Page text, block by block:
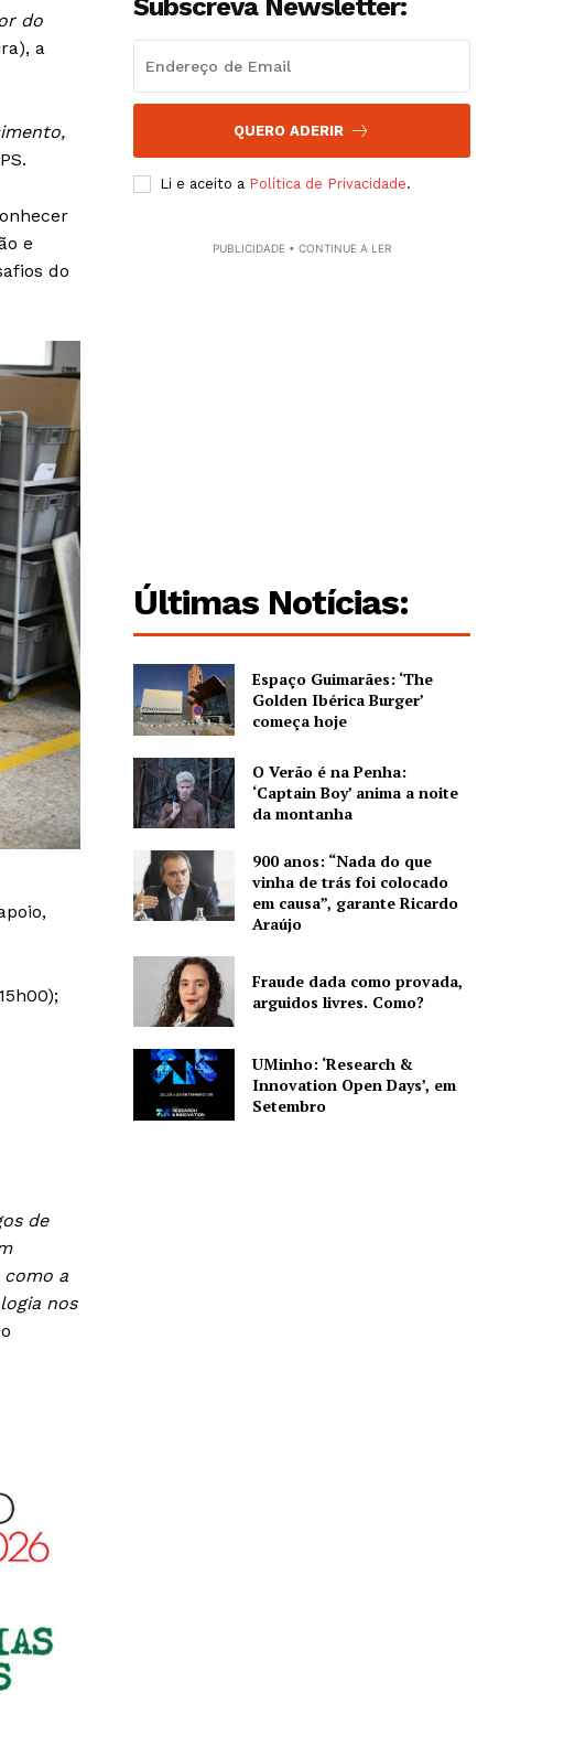
do
a
e
do
de
a
nos
Subscreva Newsletter:
QUERO ADERIR
Li e aceito a Política de Privacidade.
PUBLICIDADE • CONTINUE A LER
Últimas Notícias:
Espaço Guimarães: ‘The
Golden Ibérica Burger’
começa hoje
O Verão é na Penha:
‘Captain Boy’ anima a noite
da montanha
900 anos: “Nada do que
vinha de trás foi colocado
em causa”, garante Ricardo
Araújo
Fraude dada como provada,
arguidos livres. Como?
UMinho: ‘Research &
Innovation Open Days’, em
Setembro